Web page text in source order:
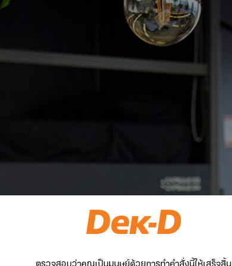
ตรวจสอบว่าคุณเป็นมนุษย์ด้วยการทำคำสั่งนี้ให้เสร็จสิ้น